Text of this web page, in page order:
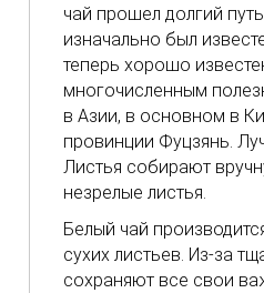
чай прошел долгий
изначально был
теперь хорошо
многочисленным
в Азии, в основном в
провинции Фуцзянь.
Листья собирают
незрелые листья.
Белый чай
сухих листьев. Из-за
сохраняют все свои